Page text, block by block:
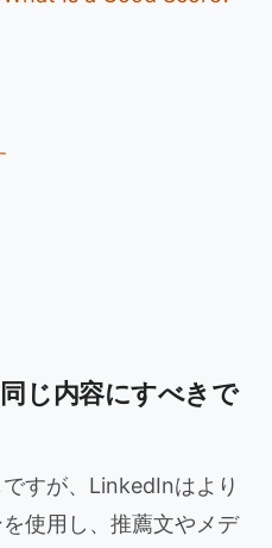
じ内容にすべきで
すが、LinkedInはより
使用し、推薦文やメデ